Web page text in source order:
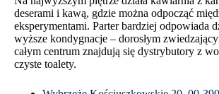
deserami i kawą, gdzie można odpocząć
eksperymentami. Parter bardziej odpowiada
wyższe kondygnacje – dorosłym
całym centrum znajdują się dystrybutory z
czyste toalety.